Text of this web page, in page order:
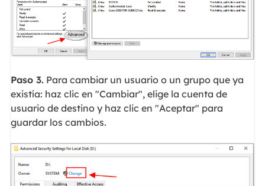
Paso 3.Para cambiar un usuario o un grupo que ya
existía: haz clic en "Cambiar", elige la cuenta de
usuario de destino y haz clic en "Aceptar" para
guardar los cambios.